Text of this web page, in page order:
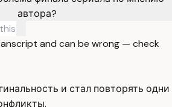
автора?
and can be wrong — check
и стал повторять одни